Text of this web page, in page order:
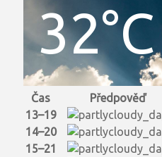
32°C
Čas Předpověď
13–19
14–20
15–21